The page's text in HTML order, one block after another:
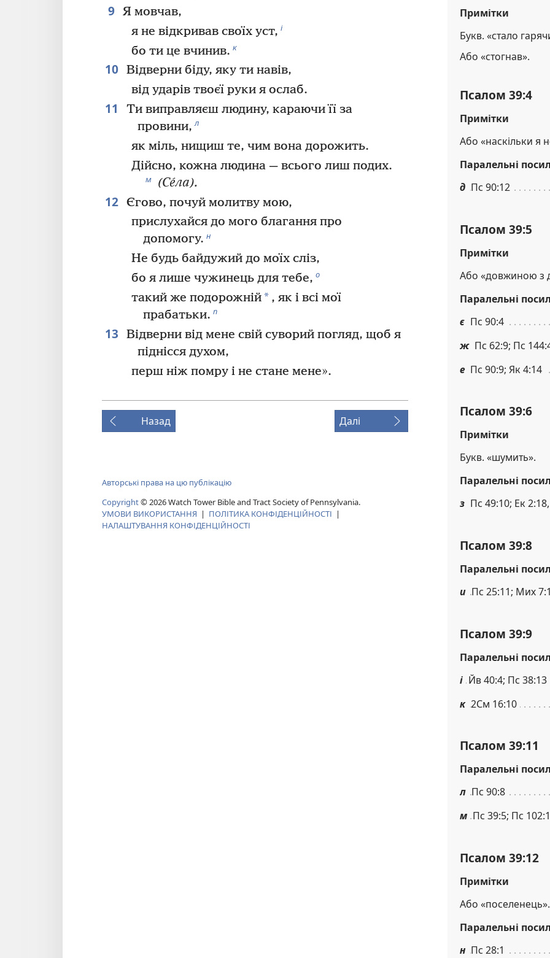
9 Я мовчав,
я не відкривав своїх уст, і
бо ти це вчинив. к
10 Відверни біду, яку ти навів,
від ударів твоєї руки я ослаб.
11
Ти виправляєш людину, караючи її за
провини, л
як міль, нищиш те, чим вона дорожить.
Дійсно, кожна людина — всього лиш подих.
м (Се́ла).
12 Єгово, почуй молитву мою,
прислухайся до мого благання про
допомогу. н
Не будь байдужий до моїх сліз,
бо я лише чужинець для тебе, о
такий же подорожній* , як і всі мої
прабатьки. п
13
Відверни від мене свій суворий погляд, щоб я
піднісся духом,
перш ніж помру і не стане мене».
Назад Далі
Авторські права на цю публікацію
Copyright©2026Watch Tower Bible and Tract Society of Pennsylvania.
УМОВИ ВИКОРИСТАННЯ | ПОЛІТИКА КОНФІДЕНЦІЙНОСТІ |
НАЛАШТУВАННЯ КОНФІДЕНЦІЙНОСТІ
Примітки
Букв. «стало
Або «стогнав».
Псалом 39:4
Примітки
Або «наскільки я
Паралельні
д Пс 90:12
Псалом 39:5
Примітки
Або «довжиною з
Паралельні
є Пс 90:4
ж Пс 62:9; Пс
е Пс 90:9; Як 4:14
Псалом 39:6
Примітки
Букв. «шумить».
Паралельні
з Пс 49:10; Ек
Псалом 39:8
Паралельні
и Пс 25:11; Мих
Псалом 39:9
Паралельні
і Йв 40:4; Пс 38:13
к 2См 16:10
Псалом 39:11
Паралельні
л Пс 90:8
м Пс 39:5; Пс
Псалом 39:12
Примітки
Або «поселенець».
Паралельні
н Пс 28:1